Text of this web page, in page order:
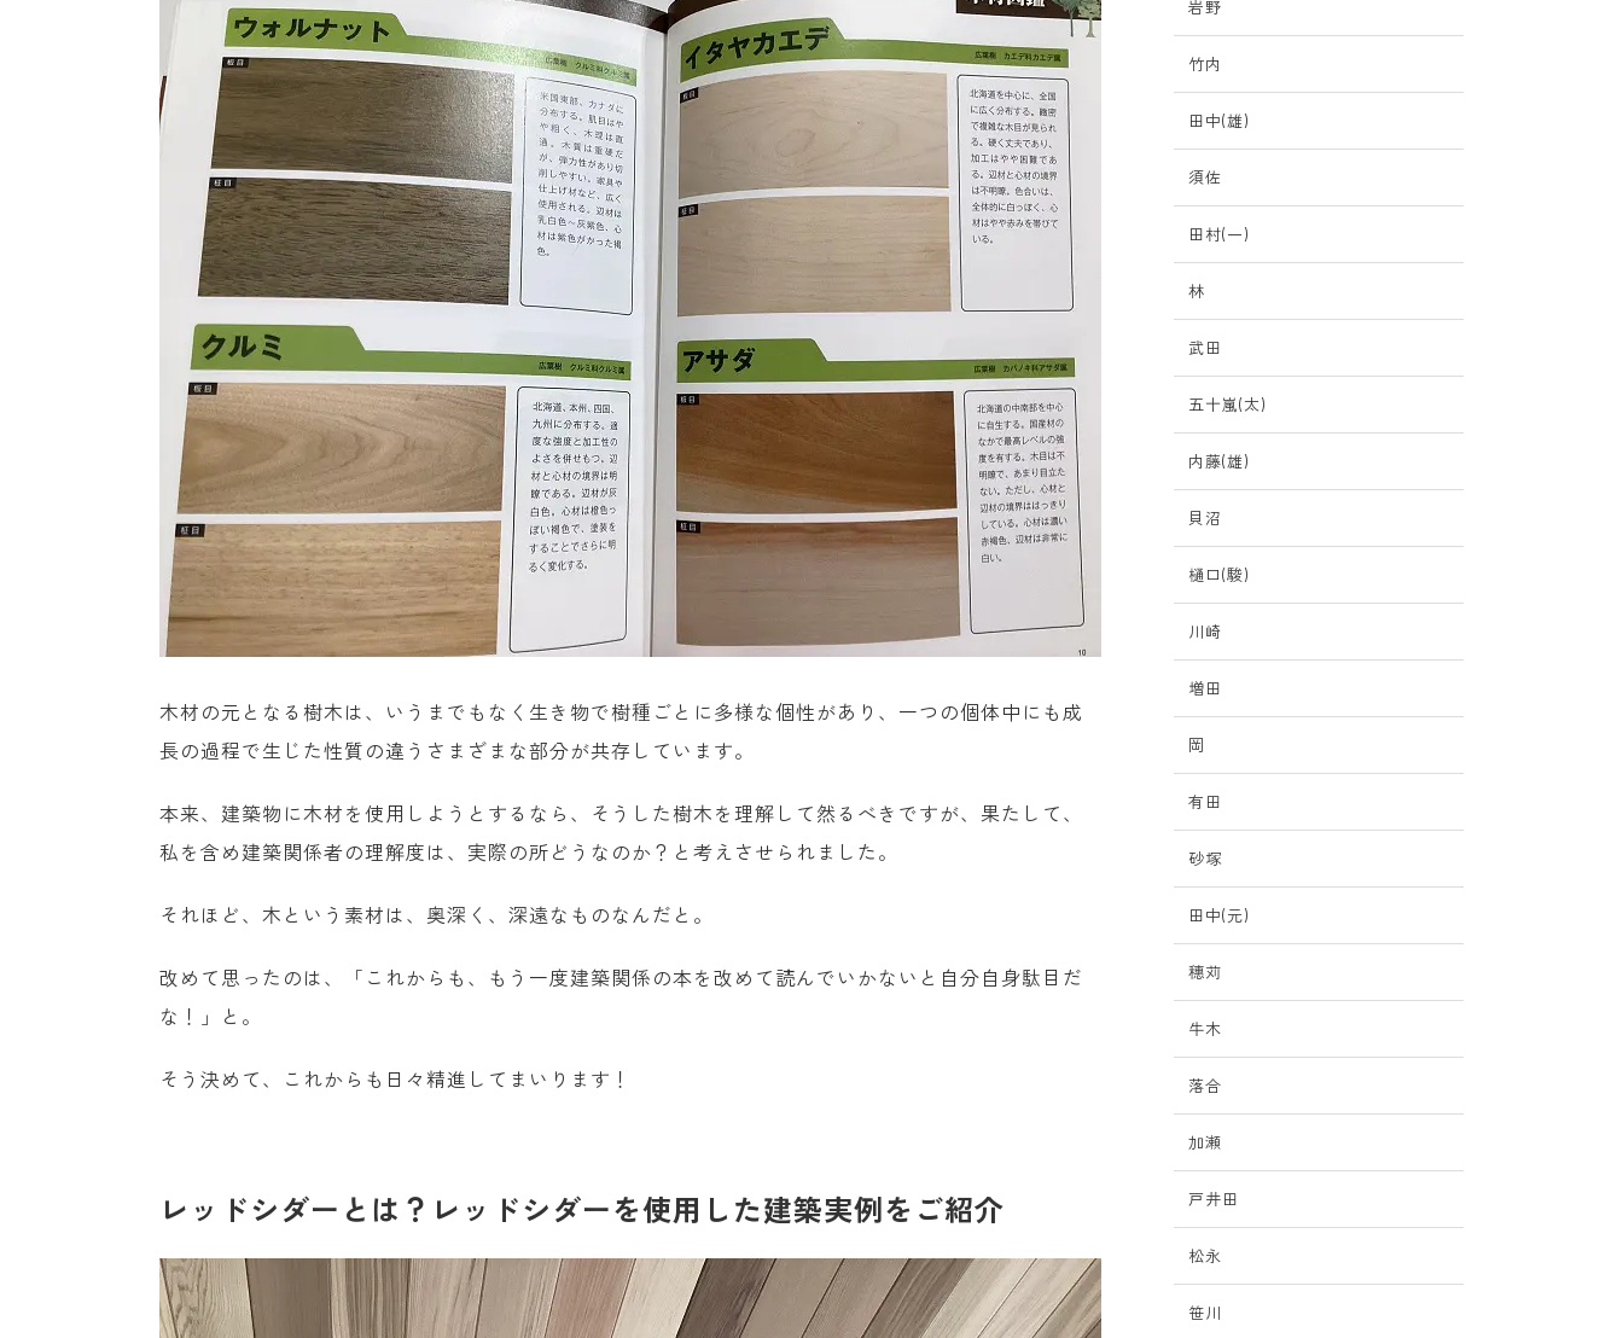
木材の元となる樹木は、いうまでもなく生き物で樹種ごとに多様な個性があり、一つの個体中にも成
長の過程で生じた性質の違うさまざまな部分が共存しています。
本来、建築物に木材を使用しようとするなら、そうした樹木を理解して然るべきですが、果たして、
私を含め建築関係者の理解度は、実際の所どうなのか？と考えさせられました。
それほど、木という素材は、奥深く、深遠なものなんだと。
改めて思ったのは、「これからも、もう一度建築関係の本を改めて読んでいかないと自分自身駄目だ
な！」と。
そう決めて、これからも日々精進してまいります！
レッドシダーとは？レッドシダーを使用した建築実例をご紹介
岩野
竹内
田中(雄)
須佐
田村(一)
林
武田
五十嵐(太)
内藤(雄)
貝沼
樋口(駿)
川崎
増田
岡
有田
砂塚
田中(元)
穗苅
牛木
落合
加瀬
戸井田
松永
笹川